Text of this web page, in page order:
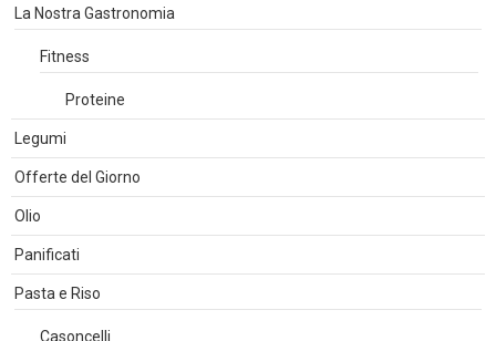
La Nostra Gastronomia
Fitness
Proteine
Legumi
Offerte del Giorno
Olio
Panificati
Pasta e Riso
Casoncelli